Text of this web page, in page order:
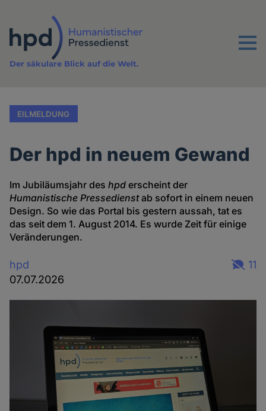
Inhalt
Menu
Der säkulare Blick auf die Welt.
EILMELDUNG
Der hpd in neuem Gewand
Im Jubiläumsjahr deshpd erscheint der
Humanistische Pressedienstab sofort in einem neuen
Design. So wie das Portal bis gestern aussah, tat es
das seit dem 1. August 2014. Es wurde Zeit für einige
Veränderungen.
hpd
07.07.2026
11